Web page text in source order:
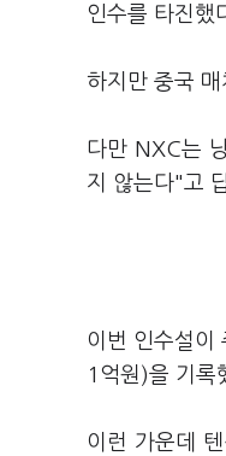
인수를 타진했
하지만 중국
다만 NXC는
지 않는다"고
이번 인수설이
1억원)을 기록
이런 가운데